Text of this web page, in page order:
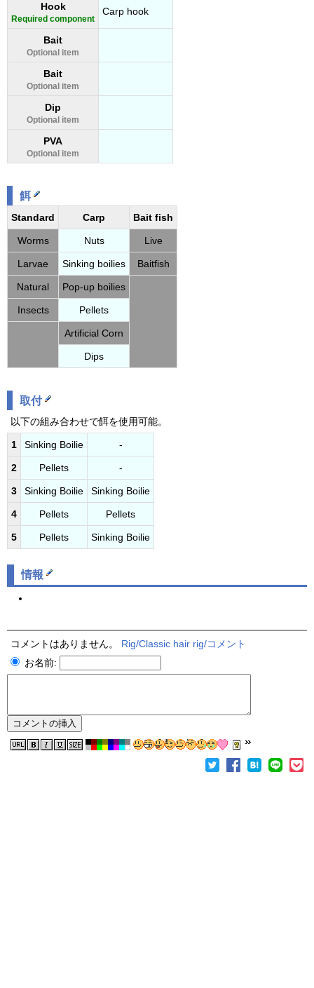
Hook
Required component
Carp hook
Bait
Optional item
Bait
Optional item
Dip
Optional item
PVA
Optional item
餌
Standard Carp Bait fish
Worms Nuts Live
Larvae Sinking boilies Baitfish
Natural Pop-up boilies
Insects Pellets
Artificial Corn
Dips
取付
以下の組み合わせで餌を使用可能。
1 Sinking Boilie -
2 Pellets -
3 Sinking Boilie Sinking Boilie
4 Pellets Pellets
5 Pellets Sinking Boilie
情報
コメントはありません。 Rig/Classic hair rig/コメント
お名前: